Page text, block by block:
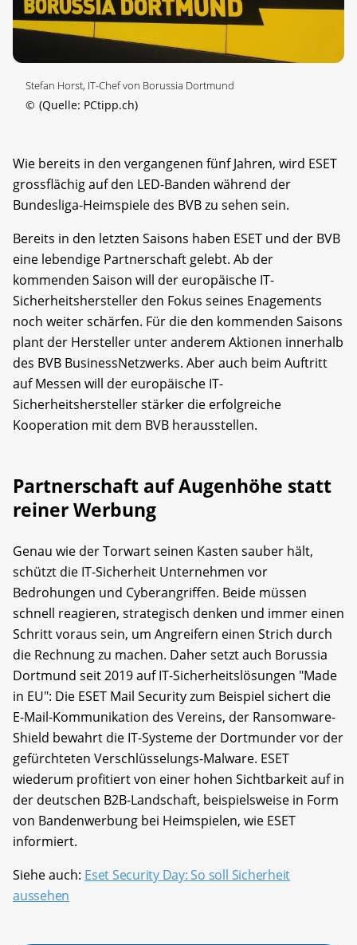
Stefan Horst, IT-Chef von Borussia Dortmund
© (Quelle: PCtipp.ch)
Wie bereits in den vergangenen fünf Jahren, wird ESET
grossflächig auf den LED-Banden während der
Bundesliga-Heimspiele des BVB zu sehen sein.
Bereits in den letzten Saisons haben ESET und der BVB
eine lebendige Partnerschaft gelebt. Ab der
kommenden Saison will der europäische IT-
Sicherheitshersteller den Fokus seines Enagements
noch weiter schärfen. Für die den kommenden Saisons
plant der Hersteller unter anderem Aktionen innerhalb
des BVB BusinessNetzwerks. Aber auch beim Auftritt
auf Messen will der europäische IT-
Sicherheitshersteller stärker die erfolgreiche
Kooperation mit dem BVB herausstellen.
Partnerschaft auf Augenhöhe statt
reiner Werbung
Genau wie der Torwart seinen Kasten sauber hält,
schützt die IT-Sicherheit Unternehmen vor
Bedrohungen und Cyberangriffen. Beide müssen
schnell reagieren, strategisch denken und immer einen
Schritt voraus sein, um Angreifern einen Strich durch
die Rechnung zu machen. Daher setzt auch Borussia
Dortmund seit 2019 auf IT-Sicherheitslösungen "Made
in EU": Die ESET Mail Security zum Beispiel sichert die
E-Mail-Kommunikation des Vereins, der Ransomware-
Shield bewahrt die IT-Systeme der Dortmunder vor der
gefürchteten Verschlüsselungs-Malware. ESET
wiederum profitiert von einer hohen Sichtbarkeit auf in
der deutschen B2B-Landschaft, beispielsweise in Form
von Bandenwerbung bei Heimspielen, wie ESET
informiert.
Siehe auch: Eset Security Day: So soll Sicherheit
aussehen